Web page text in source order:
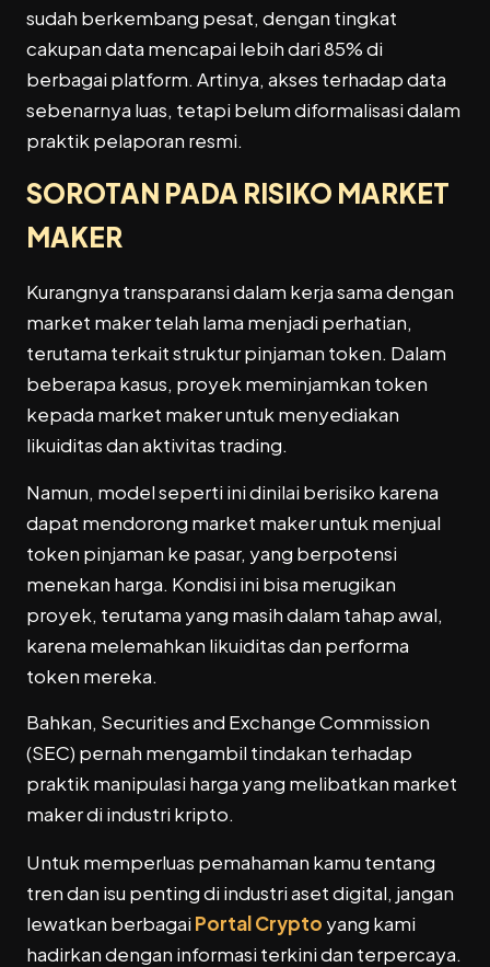
sudah berkembang pesat, dengan tingkat
cakupan data mencapai lebih dari 85% di
berbagai platform. Artinya, akses terhadap data
sebenarnya luas, tetapi belum diformalisasi dalam
praktik pelaporan resmi.
SOROTAN PADA RISIKO MARKET
MAKER
Kurangnya transparansi dalam kerja sama dengan
market maker telah lama menjadi perhatian,
terutama terkait struktur pinjaman token. Dalam
beberapa kasus, proyek meminjamkan token
kepada market maker untuk menyediakan
likuiditas dan aktivitas trading.
Namun, model seperti ini dinilai berisiko karena
dapat mendorong market maker untuk menjual
token pinjaman ke pasar, yang berpotensi
menekan harga. Kondisi ini bisa merugikan
proyek, terutama yang masih dalam tahap awal,
karena melemahkan likuiditas dan performa
token mereka.
Bahkan, Securities and Exchange Commission
(SEC) pernah mengambil tindakan terhadap
praktik manipulasi harga yang melibatkan market
maker di industri kripto.
Untuk memperluas pemahaman kamu tentang
tren dan isu penting di industri aset digital, jangan
lewatkan berbagai Portal Crypto yang kami
hadirkan dengan informasi terkini dan terpercaya.